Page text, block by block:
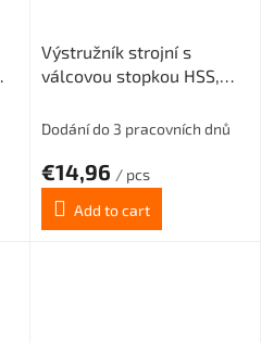
Výstružník strojní s
válcovou stopkou HSS,
Dodání do 3 pracovních dnů
€14,96 / pcs
Add to cart